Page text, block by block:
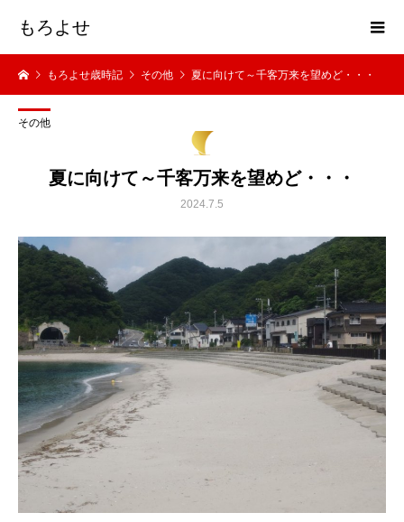
もろよせ
もろよせ歳時記 その他 夏に向けて～千客万来を望めど・・・
その他
夏に向けて～千客万来を望めど・・・
2024.7.5